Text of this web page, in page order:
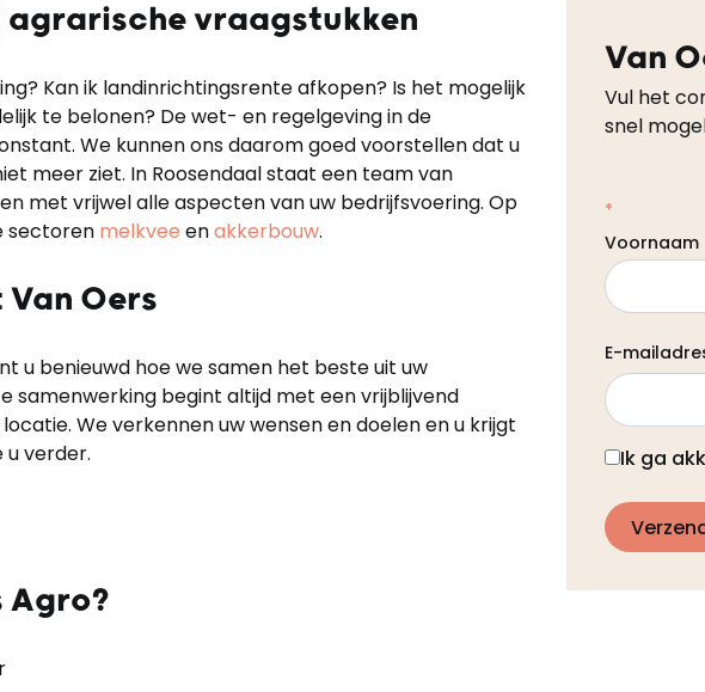
vraagstukken
Kan ik landinrichtingsrente afkopen? Is het mogelijk
te belonen? De wet- en regelgeving in de
We kunnen ons daarom goed voorstellen dat u
meer ziet. In Roosendaal staat een team van
met vrijwel alle aspecten van uw bedrijfsvoering. Op
sectoren melkvee enakkerbouw.
Van Oers
u benieuwd hoe we samen het beste uit uw
samenwerking begint altijd met een vrijblijvend
We verkennen uw wensen en doelen en u krijgt
u verder.
Agro?
Van
Vul het
snel
*
Voornaam
E-
Ik ga